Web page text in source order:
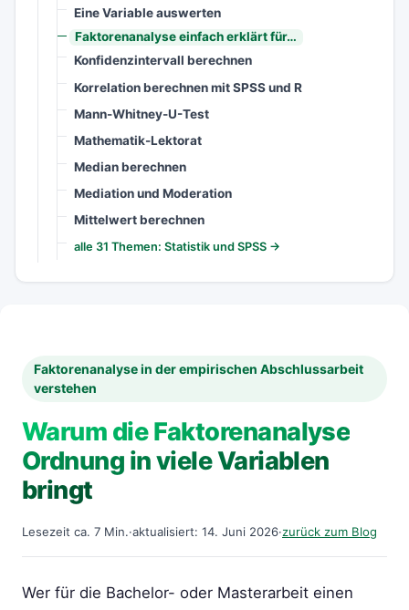
Eine Variable auswerten
Faktorenanalyse einfach erklärt für…
Konfidenzintervall berechnen
Korrelation berechnen mit SPSS und R
Mann-Whitney-U-Test
Mathematik-Lektorat
Median berechnen
Mediation und Moderation
Mittelwert berechnen
alle 31 Themen: Statistik und SPSS →
Faktorenanalyse in der empirischen Abschlussarbeit
verstehen
Warum die Faktorenanalyse
Ordnung in viele Variablen
bringt
Lesezeit ca. 7 Min.·aktualisiert: 14. Juni 2026·zurück zum Blog
Wer für die Bachelor- oder Masterarbeit einen